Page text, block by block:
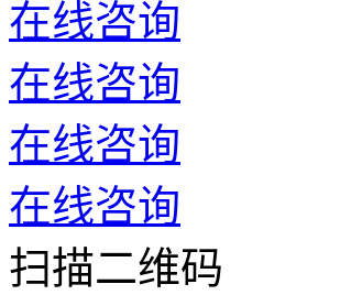
在线咨询
在线咨询
在线咨询
在线咨询
扫描二维码